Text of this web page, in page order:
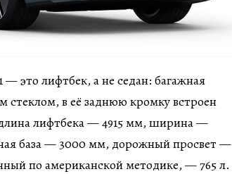
— это лифтбек, а не седан: багажная
стеклом, в её заднюю кромку встроен
лифтбека — 4915 мм, ширина —
база — 3000 мм, дорожный просвет —
по американской методике, — 765 л.